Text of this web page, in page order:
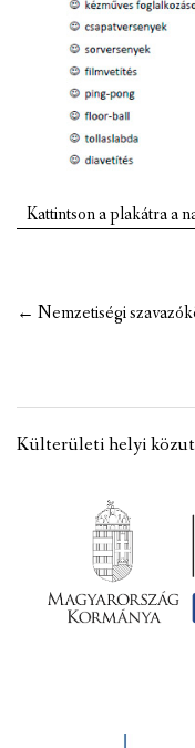
HIRDETMÉNYEK
ÓVODA ÉS MINI
Kattintson a plakátra a
Post
← Nemzetiségi
Külterületi helyi